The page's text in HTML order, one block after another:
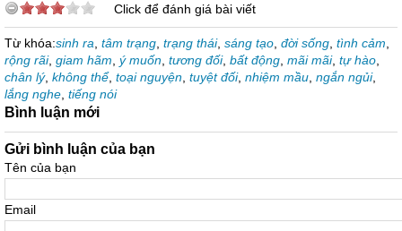
Click để đánh giá bài viết
Từ khóa:sinh ra tâm trạng trạng thái, sáng tạo đời sống tình cảm
rộng rãi, giam hãm ý muốn tương đối, bất động mãi mãi, tự hào
chân lý, không thể, toại nguyện tuyệt đối, nhiệm mầu ngắn ngủi,
lắng nghe tiếng nói
Bình luận mới
Gửi bình luận của bạn
Tên của bạn
Email